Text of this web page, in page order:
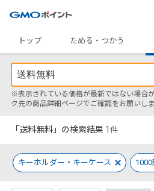
トップ
ためる・つかう
※表示されている価格が最新ではない場合
ク先の商品詳細ページでご確認をお願いしま
「送料無料」の検索結果 1 件
キーホルダー・キーケース